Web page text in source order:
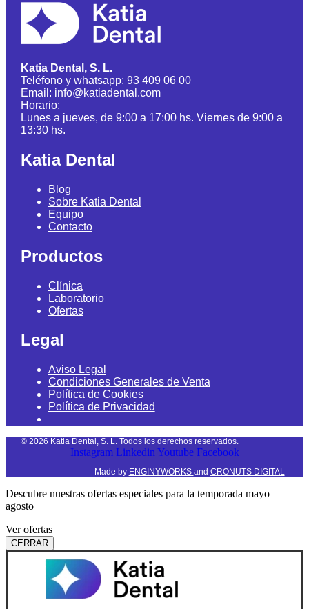
Katia Dental, S. L.
Teléfono y whatsapp: 93 409 06 00
Email: info@katiadental.com
Horario:
Lunes a jueves, de 9:00 a 17:00 hs. Viernes de 9:00 a
13:30 hs.
Katia Dental
Blog
Sobre Katia Dental
Equipo
Contacto
Productos
Clínica
Laboratorio
Ofertas
Legal
Aviso Legal
Condiciones Generales de Venta
Política de Cookies
Política de Privacidad
© 2026 Katia Dental, S. L. Todos los derechos reservados.
Instagram Linkedin Youtube Facebook
Made by ENGINYWORKS and CRONUTS DIGITAL
Descubre nuestras ofertas especiales para la temporada mayo –
agosto
Ver ofertas
CERRAR